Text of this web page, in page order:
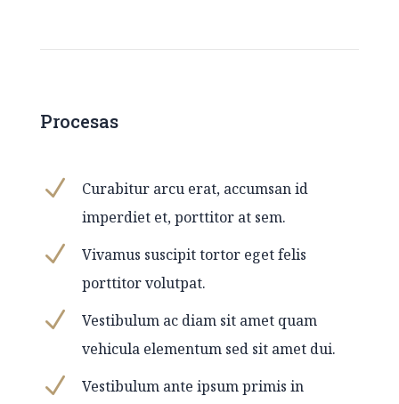
Procesas
N
Curabitur arcu erat, accumsan id
imperdiet et, porttitor at sem.
N
Vivamus suscipit tortor eget felis
porttitor volutpat.
N
Vestibulum ac diam sit amet quam
vehicula elementum sed sit amet dui.
N
Vestibulum ante ipsum primis in